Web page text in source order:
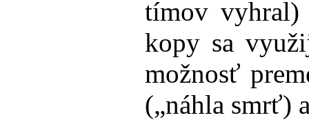
tímov vyhral)
kopy sa
možnosť
(„náhla smrť)